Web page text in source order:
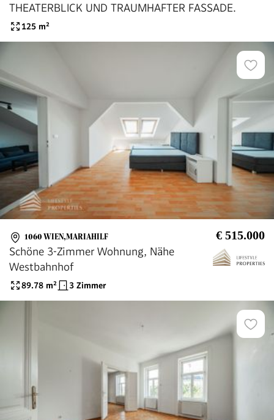
THEATERBLICK UND TRAUMHAFTER FASSADE.
125 m²
1060 WIEN,MARIAHILF € 515.000
Schöne 3-Zimmer Wohnung, Nähe
Westbahnhof
89.78 m² 3 Zimmer